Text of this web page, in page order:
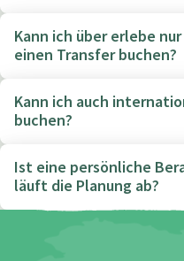
Kann ich über erlebe
einen Transfer buchen?
Kann ich auch
buchen?
Ist eine persönliche
läuft die Planung ab?